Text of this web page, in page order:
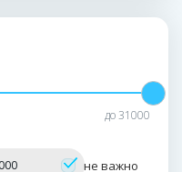
до31000
не важно